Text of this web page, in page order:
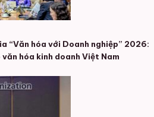
“Văn hóa với Doanh nghiệp” 2026:
hóa kinh doanh Việt Nam